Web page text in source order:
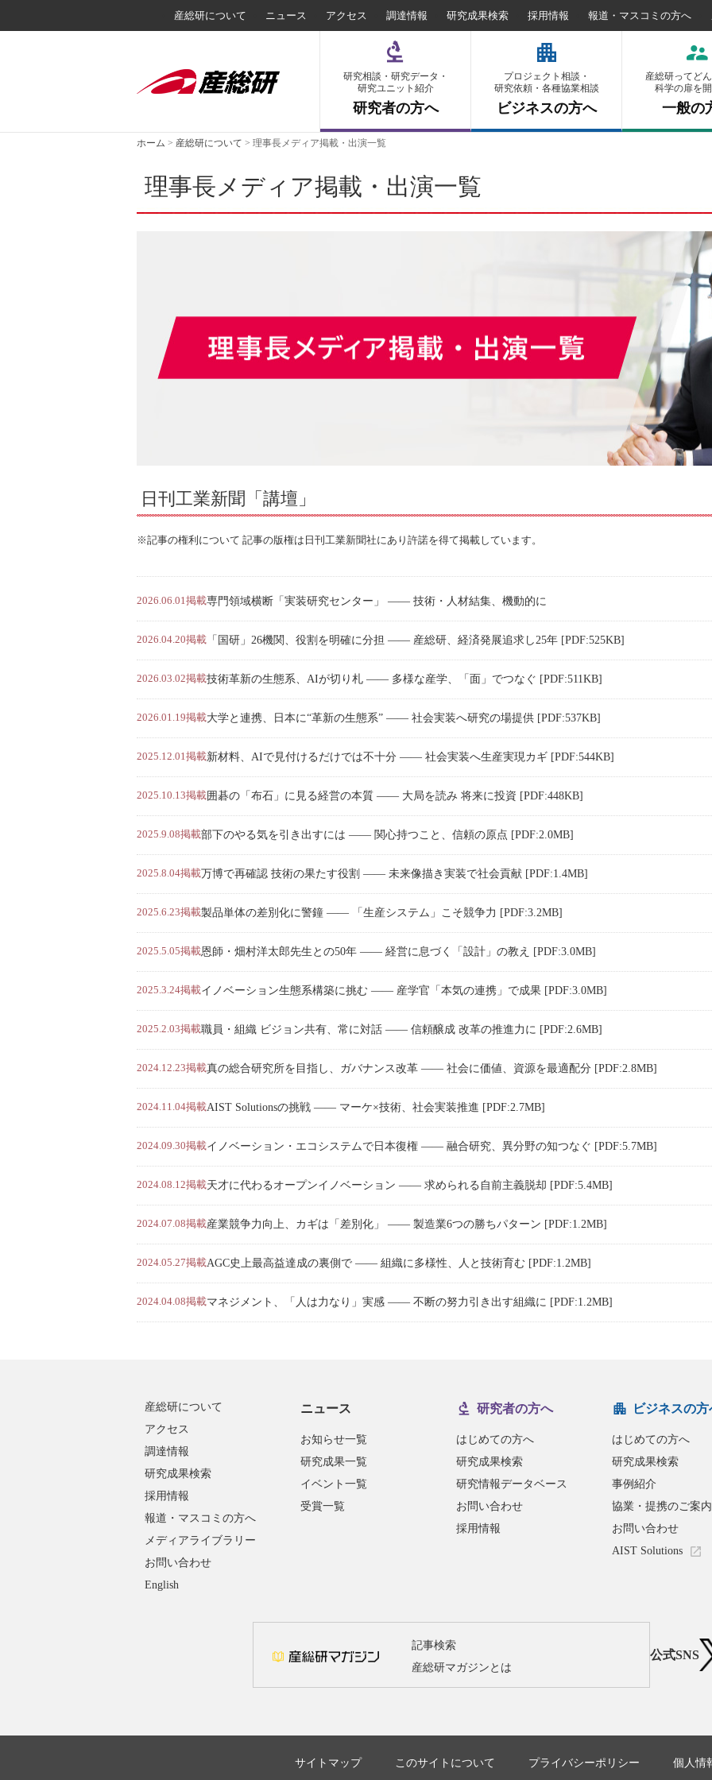
産総研について ニュース アクセス 調達情報 研究成果検索 採用情報 報道・マスコミの方へ
研究相談・研究データ・
研究ユニット紹介
研究者の方へ
プロジェクト相談・
研究依頼・各種協業相談
ビジネスの方へ
産総研ってど
科学の扉を開
一般の
ホーム > 産総研について > 理事長メディア掲載・出演一覧
理事長メディア掲載・出演一覧
日刊工業新聞「講壇」
※記事の権利について 記事の版権は日刊工業新聞社にあり許諾を得て掲載しています。
2026.06.01掲載専門領域横断「実装研究センター」 ―― 技術・人材結集、機動的に
2026.04.20掲載 「国研」26機関、役割を明確に分担 ―― 産総研、経済発展追求し25年 [PDF:525KB]
2026.03.02掲載技術革新の生態系、AIが切り札 ―― 多様な産学、「面」でつなぐ [PDF:511KB]
2026.01.19掲載大学と連携、日本に“革新の生態系” ―― 社会実装へ研究の場提供 [PDF:537KB]
2025.12.01掲載新材料、AIで見付けるだけでは不十分 ―― 社会実装へ生産実現カギ [PDF:544KB]
2025.10.13掲載囲碁の「布石」に見る経営の本質 ―― 大局を読み 将来に投資 [PDF:448KB]
2025.9.08掲載部下のやる気を引き出すには ―― 関心持つこと、信頼の原点 [PDF:2.0MB]
2025.8.04掲載万博で再確認 技術の果たす役割 ―― 未来像描き実装で社会貢献 [PDF:1.4MB]
2025.6.23掲載製品単体の差別化に警鐘 ―― 「生産システム」こそ競争力 [PDF:3.2MB]
2025.5.05掲載恩師・畑村洋太郎先生との50年 ―― 経営に息づく「設計」の教え [PDF:3.0MB]
2025.3.24掲載イノベーション生態系構築に挑む ―― 産学官「本気の連携」で成果 [PDF:3.0MB]
2025.2.03掲載職員・組織 ビジョン共有、常に対話 ―― 信頼醸成 改革の推進力に [PDF:2.6MB]
2024.12.23掲載真の総合研究所を目指し、ガバナンス改革 ―― 社会に価値、資源を最適配分 [PDF:2.8MB]
2024.11.04掲載AIST Solutionsの挑戦 ―― マーケ×技術、社会実装推進 [PDF:2.7MB]
2024.09.30掲載イノベーション・エコシステムで日本復権 ―― 融合研究、異分野の知つなぐ [PDF:5.7MB]
2024.08.12掲載天才に代わるオープンイノベーション ―― 求められる自前主義脱却 [PDF:5.4MB]
2024.07.08掲載産業競争力向上、カギは「差別化」 ―― 製造業6つの勝ちパターン [PDF:1.2MB]
2024.05.27掲載AGC史上最高益達成の裏側で ―― 組織に多様性、人と技術育む [PDF:1.2MB]
2024.04.08掲載マネジメント、「人は力なり」実感 ―― 不断の努力引き出す組織に [PDF:1.2MB]
産総研について
アクセス
調達情報
研究成果検索
採用情報
報道・マスコミの方へ
メディアライブラリー
お問い合わせ
English
ニュース
お知らせ一覧
研究成果一覧
イベント一覧
受賞一覧
研究者の方へ
はじめての方へ
研究成果検索
研究情報データベース
お問い合わせ
採用情報
ビジネスの方
はじめての方へ
研究成果検索
事例紹介
協業・提携のご案内
お問い合わせ
AIST Solutions
記事検索
産総研マガジンとは
公式SNS
サイトマップ このサイトについて プライバシーポリシー 個人情